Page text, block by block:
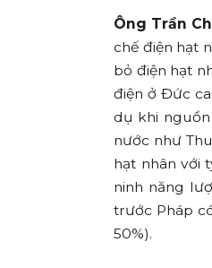
Ông Trần
chế điện hạt
bỏ điện hạt
điện ở Đức
dụ khi
nước như
hạt nhân với
ninh năng
trước Pháp
50%).